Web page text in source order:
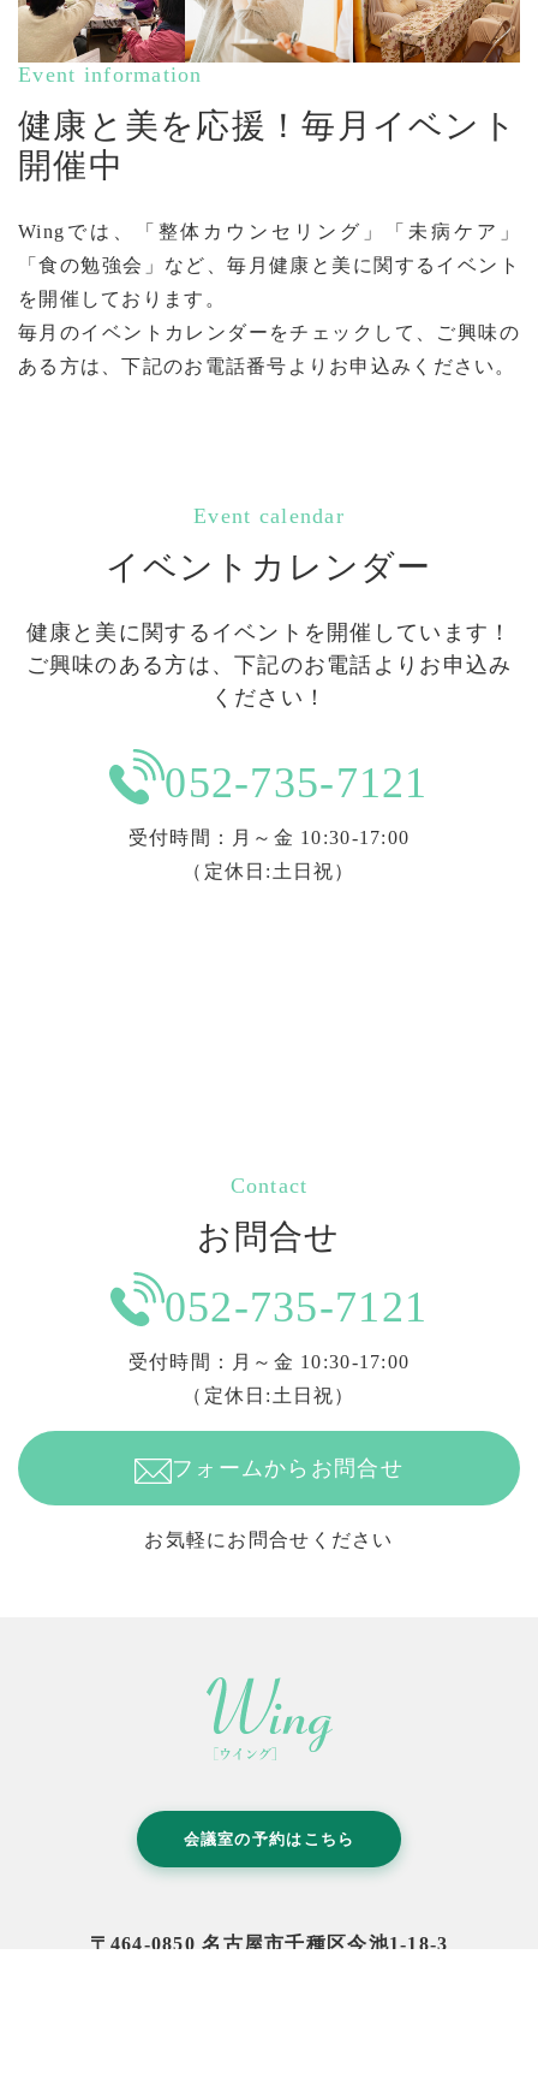
Event information
健康と美を応援！毎月イベント
開催中
Wingでは、「整体カウンセリング」「未病ケア」
「食の勉強会」など、毎月健康と美に関するイベント
を開催しております。
毎月のイベントカレンダーをチェックして、ご興味の
ある方は、下記のお電話番号よりお申込みください。
Event calendar
イベントカレンダー
健康と美に関するイベントを開催しています！
ご興味のある方は、下記のお電話よりお申込み
ください！
052-735-7121
受付時間：月～金 10:30-17:00
（定休日:土日祝）
Contact
お問合せ
フォームからお問合せ
お気軽にお問合せください
052-735-7121
受付時間：月～金 10:30-17:00
（定休日:土日祝）
会議室の予約はこちら
〒464-0850 名古屋市千種区今池1-18-3